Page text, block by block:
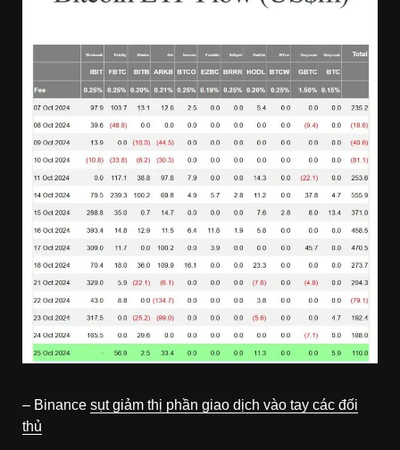
– Binance sụt giảm thị phần giao dịch vào tay các đối
thủ